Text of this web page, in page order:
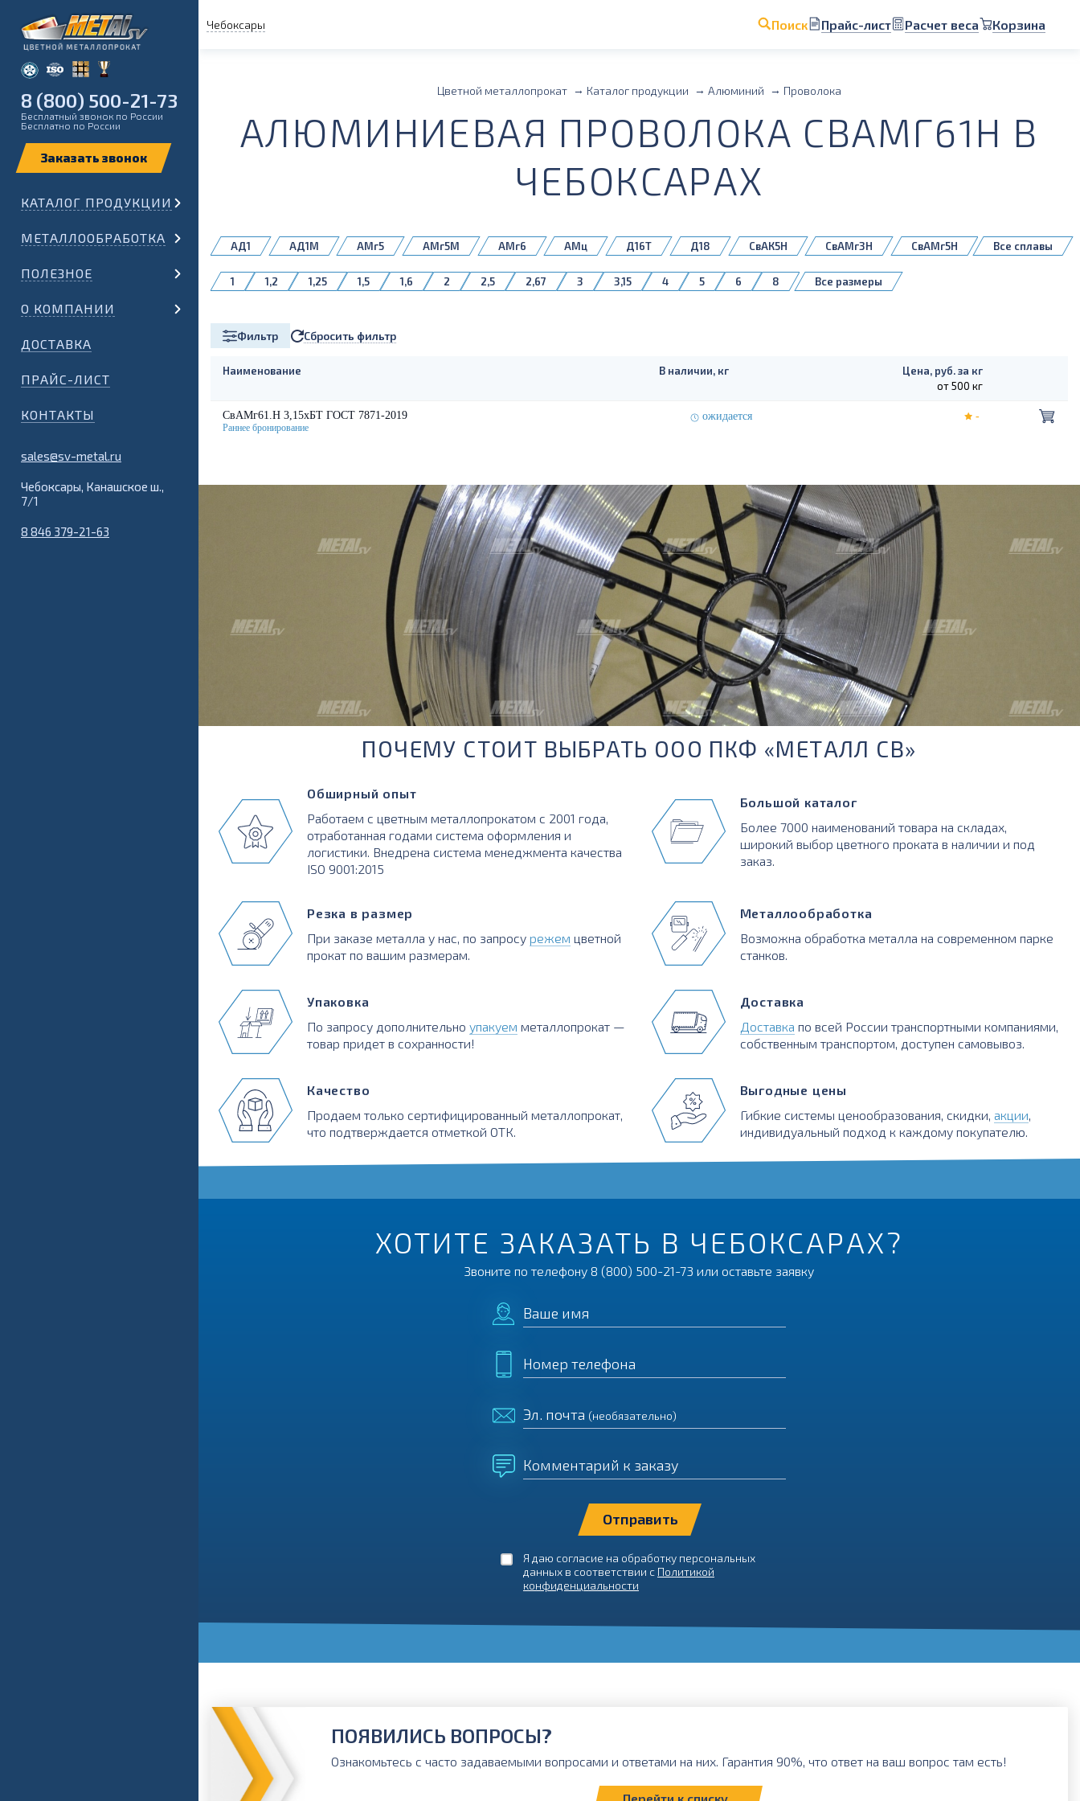
Чебоксары Поиск Прайс-лист Расчет веса Корзина
8 (800) 500-21-73
Бесплатный звонок по России
Бесплатно по России
КАТАЛОГ ПРОДУКЦИИ
МЕТАЛЛООБРАБОТКА
ПОЛЕЗНОЕ
О КОМПАНИИ
ДОСТАВКА
ПРАЙС-ЛИСТ
КОНТАКТЫ
sales@sv-metal.ru
Чебоксары, Канашское ш.,
7/1
8 846 379-21-63
Цветной металлопрокат Каталог продукции Алюминий Проволока
АЛЮМИНИЕВАЯ ПРОВОЛОКА СВАМГ61Н В
ЧЕБОКСАРАХ
АД1 АД1М АМг5 АМг5М АМг6 АМц Д16Т Д18 СвАК5Н СвАМг3Н
СвАМг5Н
Все сплавы
1 1,2 1,25 1,5 1,6 2 2,5 2,67 3 3,15 4 5 6 8 Все размеры
Фильтр Сбросить фильтр
Наименование В наличии, кг
Цена, руб. за кг
от 500 кг
СвАМг61.Н 3,15хБТ ГОСТ 7871-2019 ожидается -
ПОЧЕМУ СТОИТ ВЫБРАТЬ ООО ПКФ «МЕТАЛЛ СВ»
Обширный опыт
Работаем с цветным металлопрокатом с 2001 года,
отработанная годами система оформления и
логистики. Внедрена система менеджмента качества
ISO 9001:2015
Резка в размер
При заказе металла у нас, по запросу режем цветной
прокат по вашим размерам.
Упаковка
По запросу дополнительно упакуем металлопрокат —
товар придет в сохранности!
Качество
Продаем только сертифицированный металлопрокат,
что подтверждается отметкой ОТК.
Большой каталог
Более 7000 наименований товара на складах,
широкий выбор цветного проката в наличии и под
заказ.
Металлообработка
Возможна обработка металла на современном парке
станков.
Доставка
Доставка по всей России транспортными компаниями,
собственным транспортом, доступен самовывоз.
Выгодные цены
Гибкие системы ценообразования, скидки, акции
индивидуальный подход к каждому покупателю.
ХОТИТЕ ЗАКАЗАТЬ В ЧЕБОКСАРАХ?
Звоните по телефону 8 (800) 500-21-73 или оставьте заявку
Ваше имя
Номер телефона
Эл. почта (необязательно)
Комментарий к заказу
Я даю согласие на обработку персональных
данных в соответствии с Политикой
конфиденциальности
ПОЯВИЛИСЬ ВОПРОСЫ?
Ознакомьтесь с часто задаваемыми вопросами и ответами на них. Гарантия 90%, что ответ на ваш вопрос там есть!